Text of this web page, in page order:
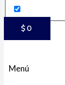
$ 0
Menú